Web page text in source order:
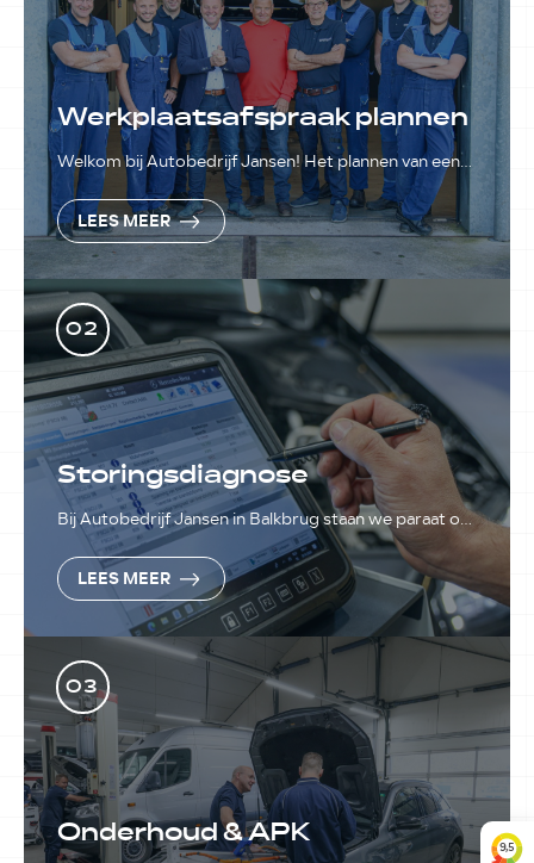
Werkplaatsafspraak plannen
Welkom bij Autobedrijf Jansen! Het plannen van een
werkplaatsafspraak is bij ons nog nooit zo eenvoudig
geweest.
LEES MEER
02
Storingsdiagnose
Bij Autobedrijf Jansen in Balkbrug staan we paraat om
snel auto-storingen te verhelpen.
LEES MEER
03
Onderhoud & APK